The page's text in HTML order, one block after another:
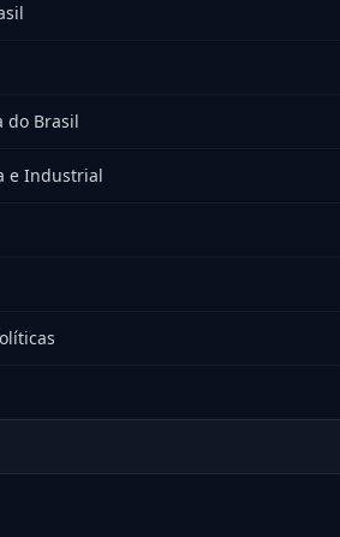
do Brasil
e Industrial